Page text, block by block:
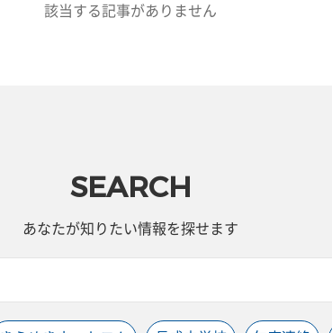
該当する記事がありません
SEARCH
あなたが知りたい情報を探せます